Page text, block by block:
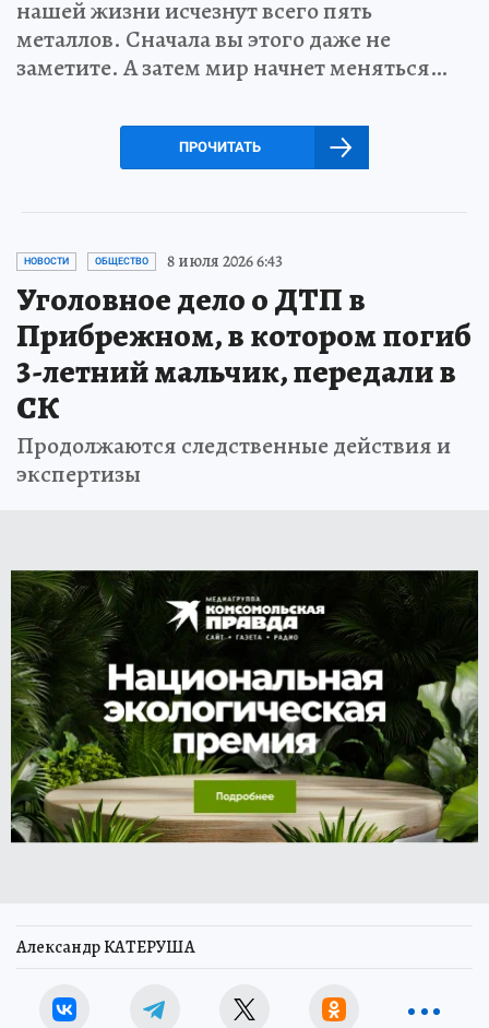
нашей жизни исчезнут всего пять
металлов. Сначала вы этого даже не
заметите. А затем мир начнет меняться…
ПРОЧИТАТЬ
НОВОСТИ ОБЩЕСТВО 8 июля 2026 6:43
Уголовное дело о ДТП в
Прибрежном, в котором погиб
3-летний мальчик, передали в
СК
Продолжаются следственные действия и
экспертизы
Александр КАТЕРУША